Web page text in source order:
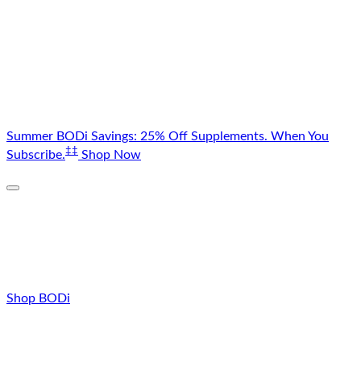
Skip
to
Summer BODi Savings: 25% Off Supplements. When You
Subscribe.‡‡ Shop Now
Shop BODi